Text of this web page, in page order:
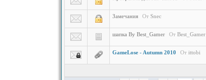
Замечания От Snec
шапка By Best_Gamer От Best_Gamer
GameLose - Autumn 2010 От ittobi